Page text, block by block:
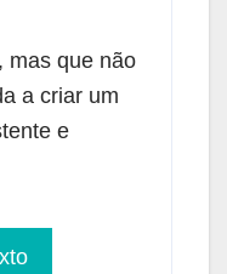
mas que não
a criar um
e